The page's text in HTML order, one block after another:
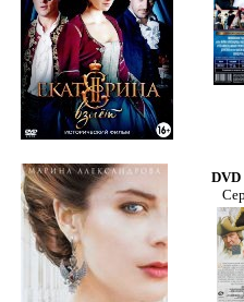
DVD